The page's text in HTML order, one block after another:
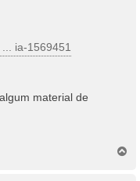
ia-1569451
material de